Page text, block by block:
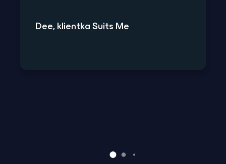
Dee, klientka Suits Me